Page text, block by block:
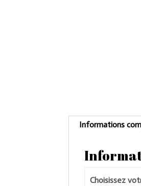
Informations
Choisissez